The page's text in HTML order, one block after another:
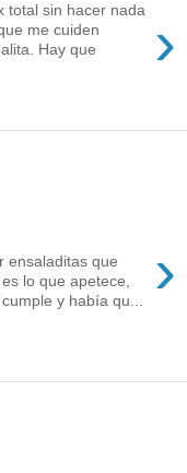
›
total sin hacer nada
me cuiden
Hay que
›
ensaladitas que
lo que apetece,
y había qu...